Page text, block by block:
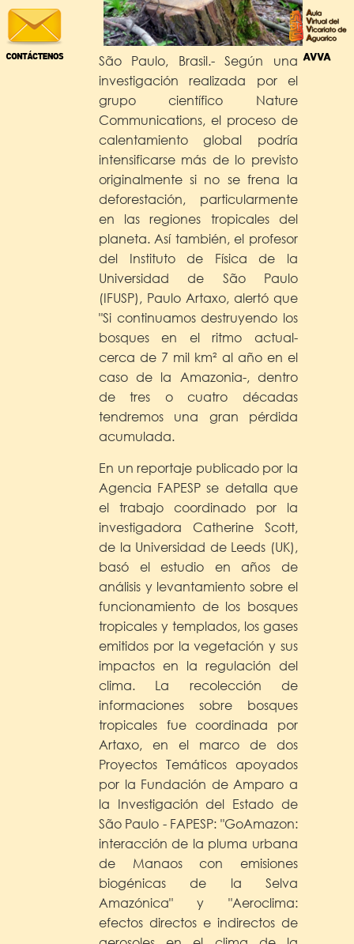
São Paulo, Brasil.- Según una
investigación realizada por el
grupo científico Nature
Communications, el proceso de
calentamiento global podría
intensificarse más de lo previsto
originalmente si no se frena la
deforestación, particularmente
en las regiones tropicales del
planeta. Así también, el profesor
del Instituto de Física de la
Universidad de São Paulo
(IFUSP), Paulo Artaxo, alertó que
"Si continuamos destruyendo los
bosques en el ritmo actual-
cerca de 7 mil km² al año en el
caso de la Amazonia-, dentro
de tres o cuatro décadas
tendremos una gran pérdida
acumulada.
En un reportaje publicado por la
Agencia FAPESP se detalla que
el trabajo coordinado por la
investigadora Catherine Scott,
de la Universidad de Leeds (UK),
basó el estudio en años de
análisis y levantamiento sobre el
funcionamiento de los bosques
tropicales y templados, los gases
emitidos por la vegetación y sus
impactos en la regulación del
clima. La recolección de
informaciones sobre bosques
tropicales fue coordinada por
Artaxo, en el marco de dos
Proyectos Temáticos apoyados
por la Fundación de Amparo a
la Investigación del Estado de
São Paulo - FAPESP: "GoAmazon:
interacción de la pluma urbana
de Manaos con emisiones
biogénicas de la Selva
Amazónica" y "Aeroclima:
efectos directos e indirectos de